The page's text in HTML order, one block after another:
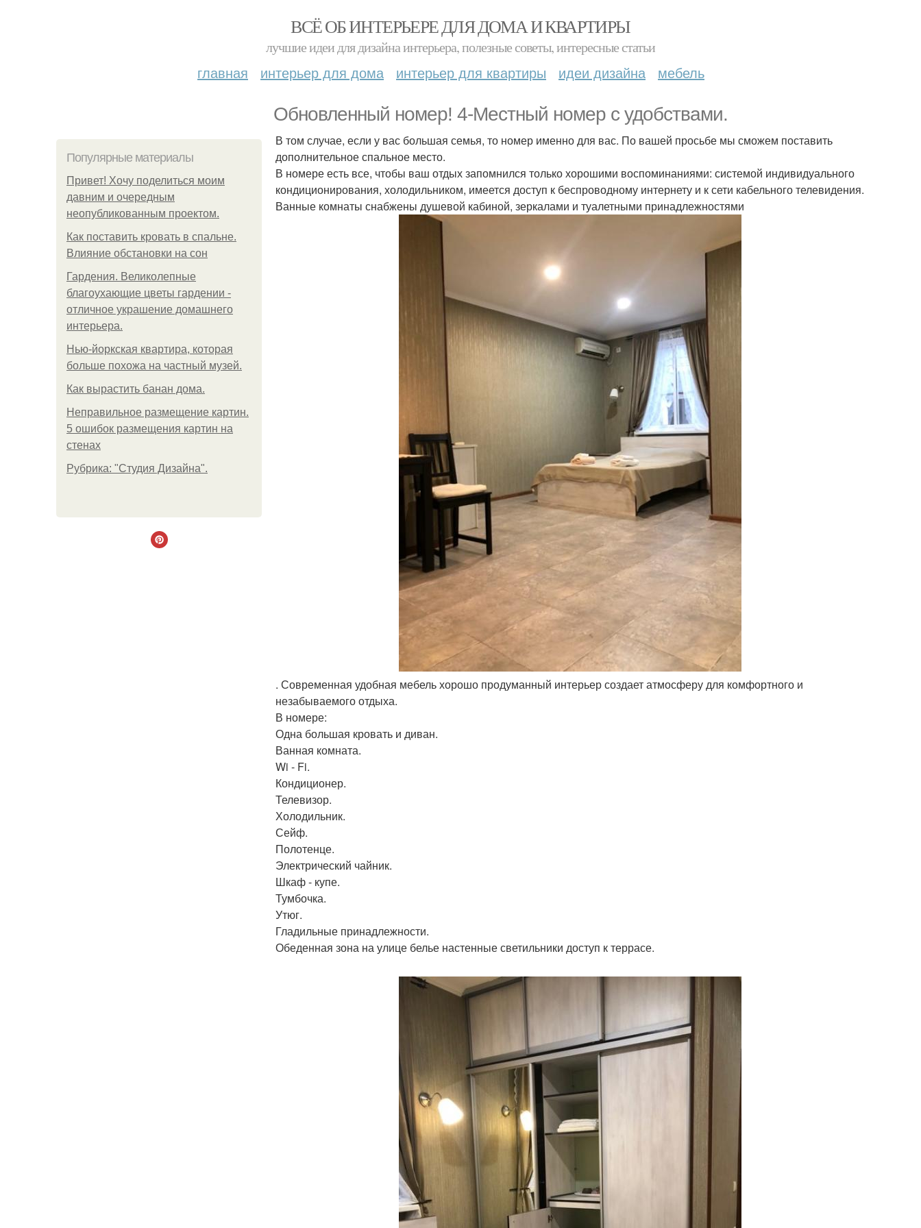
ВСЁ ОБ ИНТЕРЬЕРЕ ДЛЯ ДОМА И КВАРТИРЫ
лучшие идеи для дизайна интерьера, полезные советы, интересные статьи
главная интерьер для дома интерьер для квартиры идеи дизайна мебель
Обновленный номер! 4-Местный номер с удобствами.
Популярные материалы
Привет! Хочу поделиться моим
давним и очередным
неопубликованным проектом.
Как поставить кровать в спальне.
Влияние обстановки на сон
Гардения. Великолепные
благоухающие цветы гардении -
отличное украшение домашнего
интерьера.
Нью-йоркская квартира, которая
больше похожа на частный музей.
Как вырастить банан дома.
Неправильное размещение картин.
5 ошибок размещения картин на
стенах
Рубрика: "Студия Дизайна".
В том случае, если у вас большая семья, то номер именно для вас. По вашей просьбе мы сможем поставить
дополнительное спальное место.
В номере есть все, чтобы ваш отдых запомнился только хорошими воспоминаниями: системой индивидуального
кондиционирования, холодильником, имеется доступ к беспроводному интернету и к сети кабельного телевидения.
Ванные комнаты снабжены душевой кабиной, зеркалами и туалетными принадлежностями
. Современная удобная мебель хорошо продуманный интерьер создает атмосферу для комфортного и
незабываемого отдыха.
В номере:
Одна большая кровать и диван.
Ванная комната.
Wi - Fi.
Кондиционер.
Телевизор.
Холодильник.
Сейф.
Полотенце.
Электрический чайник.
Шкаф - купе.
Тумбочка.
Утюг.
Гладильные принадлежности.
Обеденная зона на улице белье настенные светильники доступ к террасе.